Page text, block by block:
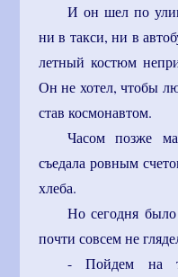
И он шел по
ни в такси, ни в
летный костюм
Он не хотел, чтобы
став космонавтом.
Часом позже
съедала ровным
хлеба.
Но сегодня
почти совсем не
- Пойдем на